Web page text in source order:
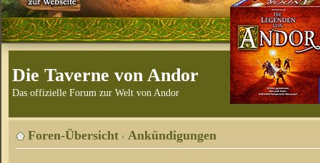
Die Taverne von Andor
Das offizielle Forum zur Welt von Andor
Foren-Übersicht ‹ Ankündigungen